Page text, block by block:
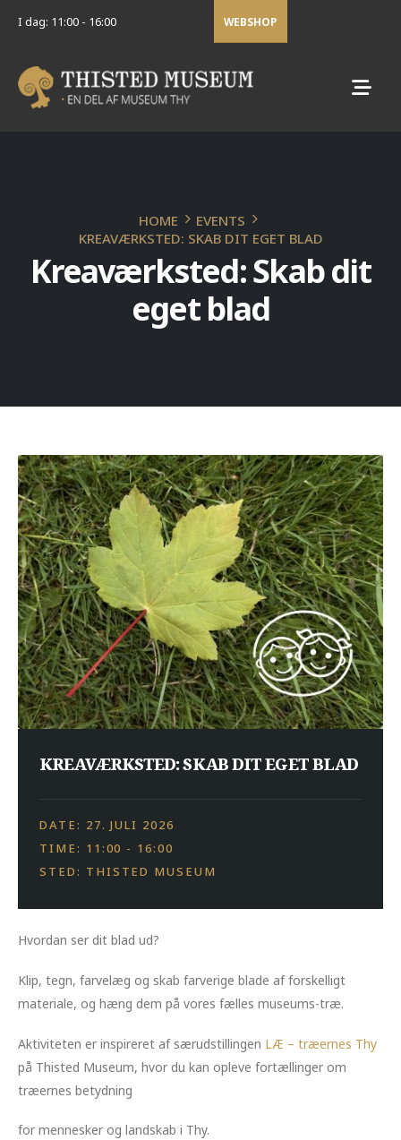
I dag: 11:00 - 16:00 WEBSHOP
HOME
EVENTS
KREAVÆRKSTED: SKAB DIT EGET BLAD
Kreaværksted: Skab dit
eget blad
KREAVÆRKSTED: SKAB DIT EGET BLAD
DATE: 27. JULI 2026
TIME: 11:00 - 16:00
STED: THISTED MUSEUM
Hvordan ser dit blad ud?
Klip, tegn, farvelæg og skab farverige blade af forskelligt
materiale, og hæng dem på vores fælles museums-træ.
Aktiviteten er inspireret af særudstillingen LÆ – træernes Thy
på Thisted Museum, hvor du kan opleve fortællinger om
træernes betydning
for mennesker og landskab i Thy.